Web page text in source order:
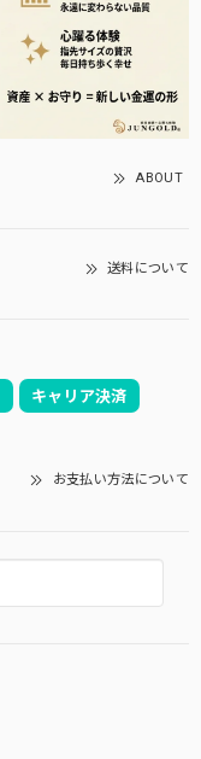
ABOUT
送料について
キャリア決済
お支払い方法について